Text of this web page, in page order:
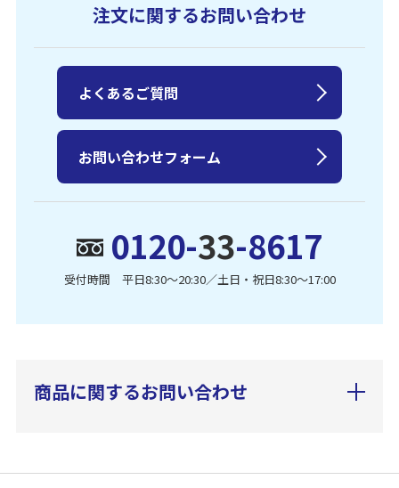
注文に関するお問い合わせ
0120-33-8617
受付時間 平日8:30〜20:30／土日・祝日8:30〜17:00
よくあるご質問
お問い合わせフォーム
商品に関するお問い合わせ